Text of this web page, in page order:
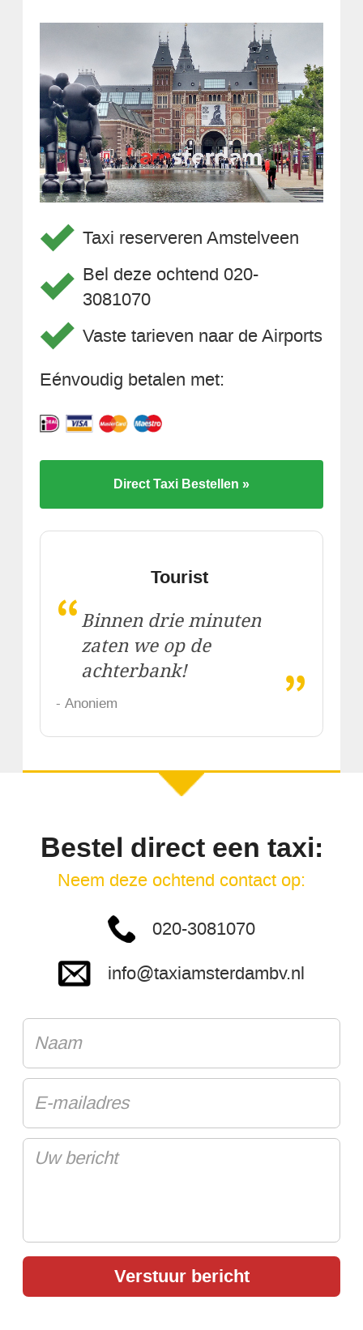
Taxi reserveren Amstelveen
Bel deze ochtend 020-
3081070
Vaste tarieven naar de Airports
Eénvoudig betalen met:
Direct Taxi Bestellen »
Tourist
“ Binnen drie minuten
zaten we op de
achterbank!
„
- Anoniem
Bestel direct een taxi:
Neem deze ochtend contact op:
020-3081070
info@taxiamsterdambv.nl